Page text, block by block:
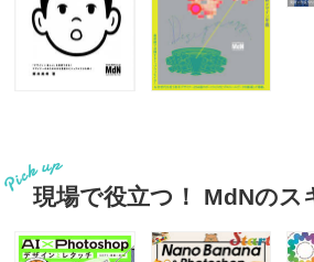
現場で役立つ！ MdNのス